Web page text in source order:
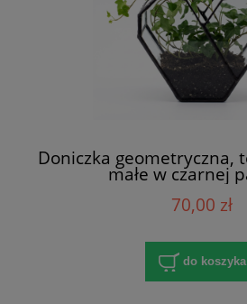
Doniczka geometryczna,
małe w czarnej
70,00 zł
do koszyka